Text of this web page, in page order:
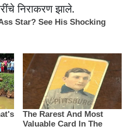
निराकरण झाले.